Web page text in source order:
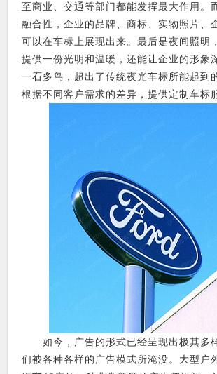
至商业、交通等部门都能发挥最大作用。
融合性，企业的品牌、商标、实物照片、
可以在车标上展现出来。最后是夜间照明
提供一份光明和温暖，还能让企业的形象
一石多鸟，超出了传统夜光车标所能起到
根据不同客户需求的差异，提供定制车标
如今，广告的形式已经呈现出极其多
们被各种各样的广告模式所淹没。大型户